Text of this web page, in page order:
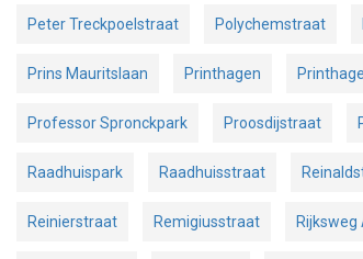
Peter Treckpoelstraat Polychemstraat
Prins Mauritslaan Printhagen
Professor Spronckpark Proosdijstraat
Raadhuispark Raadhuisstraat
Reinierstraat Remigiusstraat Rijksweg